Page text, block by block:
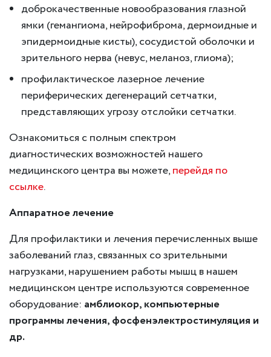
доброкачественные новообразования глазной
ямки (гемангиома, нейрофиброма, дермоидные и
эпидермоидные кисты), сосудистой оболочки и
зрительного нерва (невус, меланоз, глиома);
профилактическое лазерное лечение
периферических дегенераций сетчатки,
представляющих угрозу отслойки сетчатки.
Ознакомиться с полным спектром
диагностических возможностей нашего
медицинского центра вы можете,перейдя по
ссылке.
Аппаратное лечение
Для профилактики и лечения перечисленных выше
заболеваний глаз, связанных со зрительными
нагрузками, нарушением работы мышц в нашем
медицинском центре используются современное
оборудование: амблиокор, компьютерные
программы лечения, фосфенэлектростимуляция и
др.